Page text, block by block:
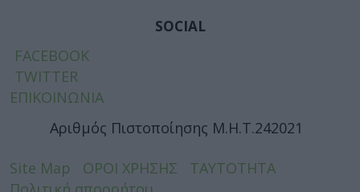
SOCIAL
FACEBOOK
TWITTER
ΕΠΙΚΟΙΝΩΝΙΑ
Αριθμός Πιστοποίησης Μ.Η.Τ.242021
Site Map ΟΡΟΙ ΧΡΗΣΗΣ
ΤΑΥΤΟΤΗΤΑ